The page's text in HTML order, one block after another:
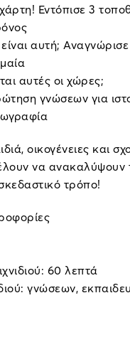
Εντόπισε 3
αυτή;
αυτές οι χώρες;
γνώσεων για
οικογένειες και
να ανακαλύψουν
τρόπο!
60 λεπτά
γνώσεων,